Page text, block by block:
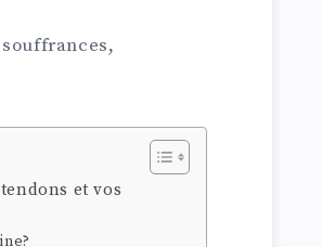
et vos